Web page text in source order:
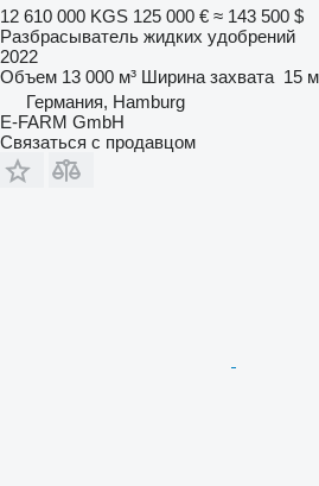
12 610 000 KGS 125 000 € ≈ 143 500 $
Разбрасыватель жидких удобрений
2022
Объем 13 000 м³ Ширина захвата 15 м
Германия, Hamburg
E-FARM GmbH
Связаться с продавцом